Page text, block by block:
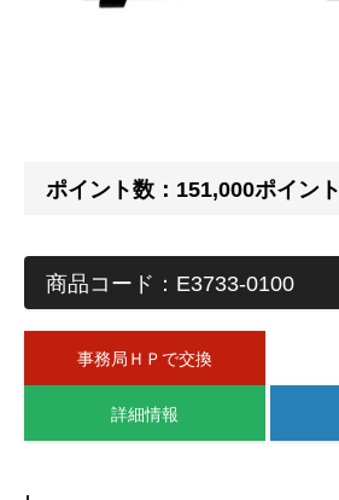
ポイント数：151,000ポイント
商品コード：E3733-0100
事務局ＨＰで交換
詳細情報